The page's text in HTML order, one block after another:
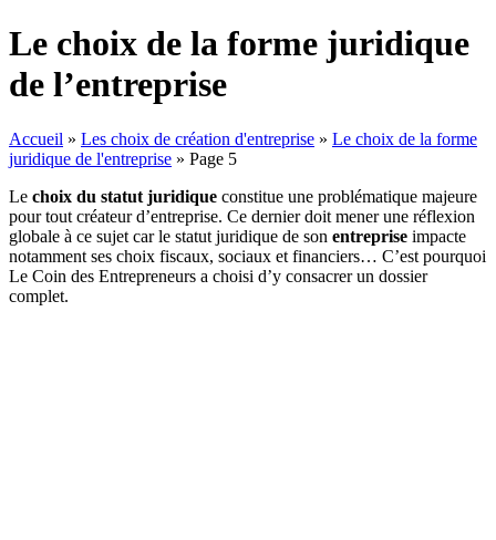
Le choix de la forme juridique
de l’entreprise
Accueil » Les choix de création d'entreprise » Le choix de la forme
juridique de l'entreprise » Page 5
Le choix du statut juridique constitue une problématique majeure
pour tout créateur d’entreprise. Ce dernier doit mener une réflexion
globale à ce sujet car le statut juridique de son entreprise impacte
notamment ses choix fiscaux, sociaux et financiers… C’est pourquoi
Le Coin des Entrepreneurs a choisi d’y consacrer un dossier
complet.